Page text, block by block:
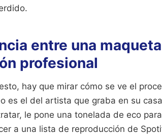
entre una
profesional
hay que mirar cómo se ve el
es el del artista que graba en su
le pone una tonelada de eco
a una lista de reproducción de